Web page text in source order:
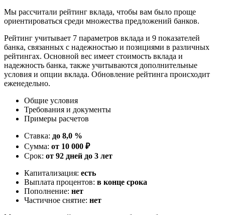
Мы рассчитали рейтинг вклада, чтобы вам было проще
ориентироваться среди множества предложений банков.
Рейтинг учитывает 7 параметров вклада и 9 показателей
банка, связанных с надежностью и позициями в различных
рейтингах. Основной вес имеет стоимость вклада и
надежность банка, также учитываются дополнительные
условия и опции вклада. Обновление рейтинга происходит
еженедельно.
Общие условия
Требования и документы
Примеры расчетов
Ставка: до 8,0 %
Сумма: от 10 000 ₽
Срок: от 92 дней до 3 лет
Капитализация: есть
Выплата процентов: в конце срока
Пополнение: нет
Частичное снятие: нет